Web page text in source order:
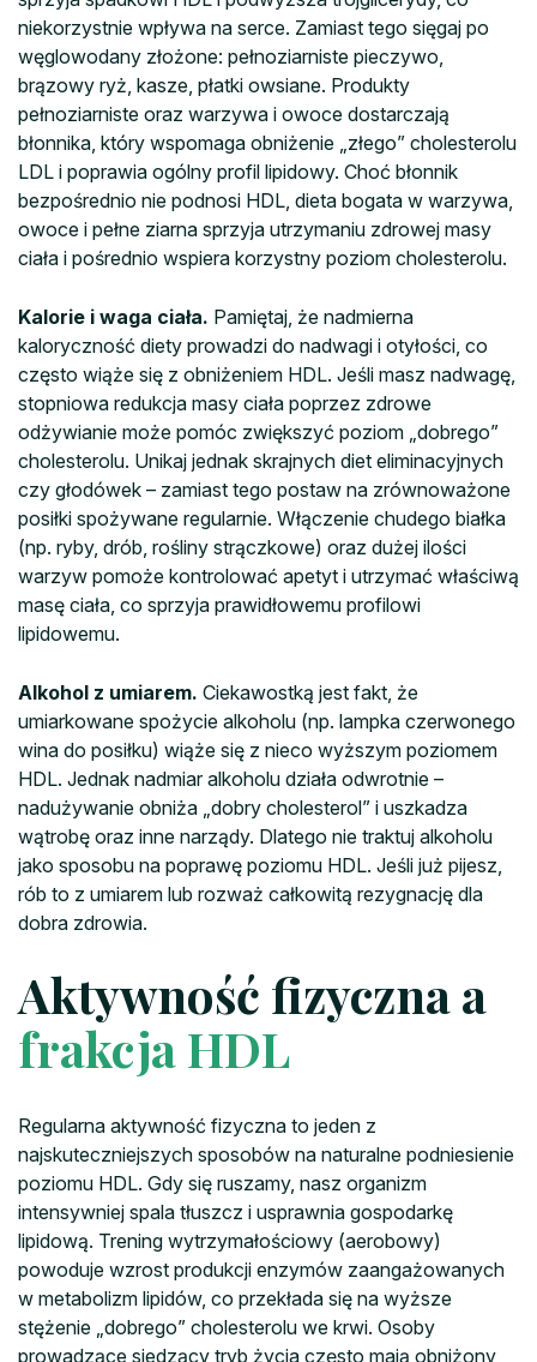
niekorzystnie wpływa na serce. Zamiast tego sięgaj po
węglowodany złożone: pełnoziarniste pieczywo,
brązowy ryż, kasze, płatki owsiane. Produkty
pełnoziarniste oraz warzywa i owoce dostarczają
błonnika, który wspomaga obniżenie „złego” cholesterolu
LDL i poprawia ogólny profil lipidowy. Choć błonnik
bezpośrednio nie podnosi HDL, dieta bogata w warzywa,
owoce i pełne ziarna sprzyja utrzymaniu zdrowej masy
ciała i pośrednio wspiera korzystny poziom cholesterolu.
Kalorie i waga ciała. Pamiętaj, że nadmierna
kaloryczność diety prowadzi do nadwagi i otyłości, co
często wiąże się z obniżeniem HDL. Jeśli masz nadwagę,
stopniowa redukcja masy ciała poprzez zdrowe
odżywianie może pomóc zwiększyć poziom „dobrego”
cholesterolu. Unikaj jednak skrajnych diet eliminacyjnych
czy głodówek – zamiast tego postaw na zrównoważone
posiłki spożywane regularnie. Włączenie chudego białka
(np. ryby, drób, rośliny strączkowe) oraz dużej ilości
warzyw pomoże kontrolować apetyt i utrzymać właściwą
masę ciała, co sprzyja prawidłowemu profilowi
lipidowemu.
Alkohol z umiarem. Ciekawostką jest fakt, że
umiarkowane spożycie alkoholu (np. lampka czerwonego
wina do posiłku) wiąże się z nieco wyższym poziomem
HDL. Jednak nadmiar alkoholu działa odwrotnie –
nadużywanie obniża „dobry cholesterol” i uszkadza
wątrobę oraz inne narządy. Dlatego nie traktuj alkoholu
jako sposobu na poprawę poziomu HDL. Jeśli już pijesz,
rób to z umiarem lub rozważ całkowitą rezygnację dla
dobra zdrowia.
Aktywność fizyczna a
frakcja HDL
Regularna aktywność fizyczna to jeden z
najskuteczniejszych sposobów na naturalne podniesienie
poziomu HDL. Gdy się ruszamy, nasz organizm
intensywniej spala tłuszcz i usprawnia gospodarkę
lipidową. Trening wytrzymałościowy (aerobowy)
powoduje wzrost produkcji enzymów zaangażowanych
w metabolizm lipidów, co przekłada się na wyższe
stężenie „dobrego” cholesterolu we krwi. Osoby
prowadzące siedzący tryb życia często mają obniżony